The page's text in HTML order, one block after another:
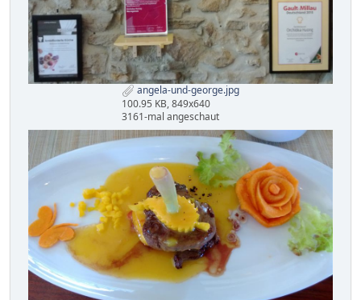
angela-und-george.jpg
100.95 KB, 849x640
3161-mal angeschaut